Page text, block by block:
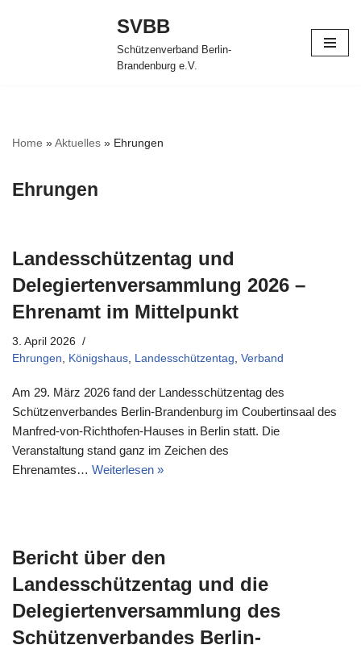
SVBB
Schützenverband Berlin-
Brandenburg e.V.
Home »Aktuelles » Ehrungen
Ehrungen
Landesschützentag und
Delegiertenversammlung 2026 –
Ehrenamt im Mittelpunkt
3. April 2026
Ehrungen, Königshaus, Landesschützentag, Verband
Am 29. März 2026 fand der Landesschützentag des
Schützenverbandes Berlin-Brandenburg im Coubertinsaal des
Manfred-von-Richthofen-Hauses in Berlin statt. Die
Veranstaltung stand ganz im Zeichen des
Ehrenamtes… Weiterlesen »
Bericht über den
Landesschützentag und die
Delegiertenversammlung des
Schützenverbandes Berlin-